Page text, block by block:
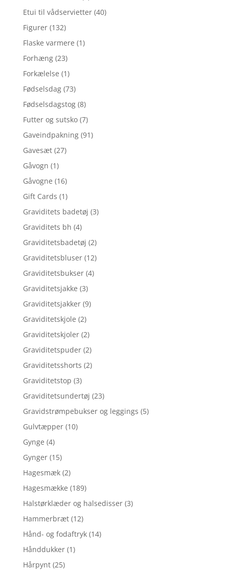
Etui til vådservietter (40)
Figurer (132)
Flaske varmere (1)
Forhæng (23)
Forkælelse (1)
Fødselsdag (73)
Fødselsdagstog (8)
Futter og sutsko (7)
Gaveindpakning (91)
Gavesæt (27)
Gåvogn (1)
Gåvogne (16)
Gift Cards (1)
Graviditets badetøj (3)
Graviditets bh (4)
Graviditetsbadetøj (2)
Graviditetsbluser (12)
Graviditetsbukser (4)
Graviditetsjakke (3)
Graviditetsjakker (9)
Graviditetskjole (2)
Graviditetskjoler (2)
Graviditetspuder (2)
Graviditetsshorts (2)
Graviditetstop (3)
Graviditetsundertøj (23)
Gravidstrømpebukser og leggings (5)
Gulvtæpper (10)
Gynge (4)
Gynger (15)
Hagesmæk (2)
Hagesmække (189)
Halstørklæder og halsedisser (3)
Hammerbræt (12)
Hånd- og fodaftryk (14)
Hånddukker (1)
Hårpynt (25)